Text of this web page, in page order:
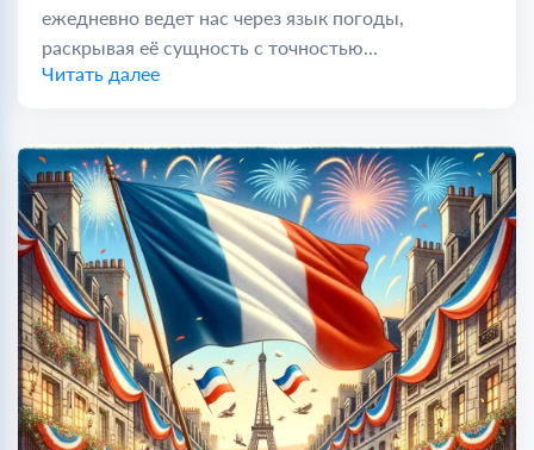
ежедневно ведет нас через язык погоды,
раскрывая её сущность с точностью...
Читать далее